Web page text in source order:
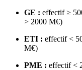
GE : effectif ≥
> 2000 M€)
ETI : effectif <
M€)
PME : effectif <